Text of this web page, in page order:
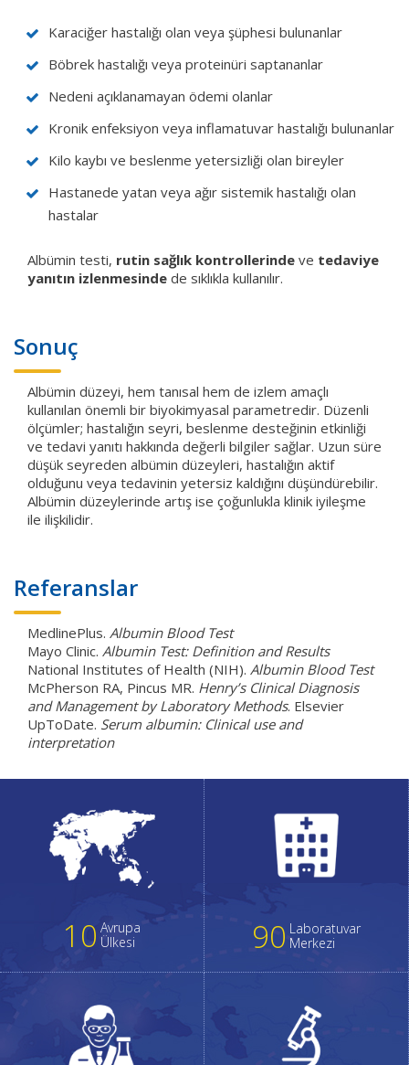
Karaciğer hastalığı olan veya şüphesi bulunanlar
Böbrek hastalığı veya proteinüri saptananlar
Nedeni açıklanamayan ödemi olanlar
Kronik enfeksiyon veya inflamatuvar hastalığı bulunanlar
Kilo kaybı ve beslenme yetersizliği olan bireyler
Hastanede yatan veya ağır sistemik hastalığı olan
hastalar
Albümin testi, rutin sağlık kontrollerinde ve tedaviye
yanıtın izlenmesinde de sıklıkla kullanılır.
Sonuç
Albümin düzeyi, hem tanısal hem de izlem amaçlı
kullanılan önemli bir biyokimyasal parametredir. Düzenli
ölçümler; hastalığın seyri, beslenme desteğinin etkinliği
ve tedavi yanıtı hakkında değerli bilgiler sağlar. Uzun süre
düşük seyreden albümin düzeyleri, hastalığın aktif
olduğunu veya tedavinin yetersiz kaldığını düşündürebilir.
Albümin düzeylerinde artış ise çoğunlukla klinik iyileşme
ile ilişkilidir.
Referanslar
MedlinePlus. Albumin Blood Test
Mayo Clinic. Albumin Test: Definition and Results
National Institutes of Health (NIH). Albumin Blood Test
McPherson RA, Pincus MR. Henry’s Clinical Diagnosis
and Management by Laboratory Methods. Elsevier
UpToDate. Serum albumin: Clinical use and
interpretation
10 Avrupa
Ülkesi
90 Laboratuvar
Merkezi